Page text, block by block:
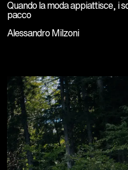
Quando la moda appiattisce, i
pacco
Alessandro Milzoni